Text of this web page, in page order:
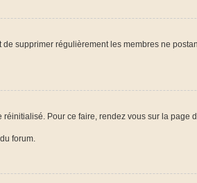
supprimer régulièrement les membres ne
Pour ce faire, rendez vous sur la page
forum.